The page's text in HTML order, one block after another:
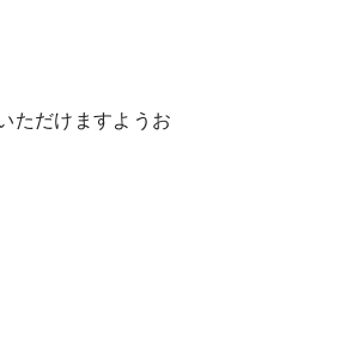
ただけますようお